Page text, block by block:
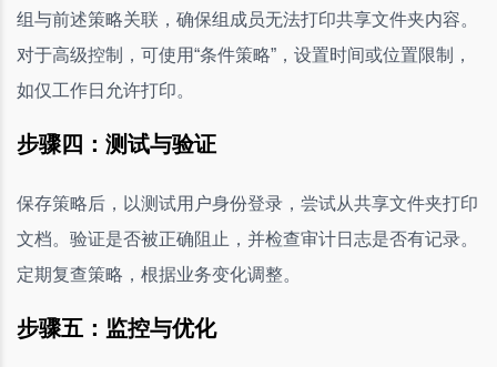
组与前述策略关联，确保组成员无法打印共享文件夹内容。
对于高级控制，可使用“条件策略”，设置时间或位置限制，
如仅工作日允许打印。
步骤四：测试与验证
保存策略后，以测试用户身份登录，尝试从共享文件夹打印
文档。验证是否被正确阻止，并检查审计日志是否有记录。
定期复查策略，根据业务变化调整。
步骤五：监控与优化